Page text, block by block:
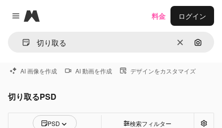
Close menu
Magnific
消去 画像で
料金 ログイン
AI 画像を作成 AI 動画を作成 デザインをカスタマイズ
切り取るPSD
PSD 検索フィルター